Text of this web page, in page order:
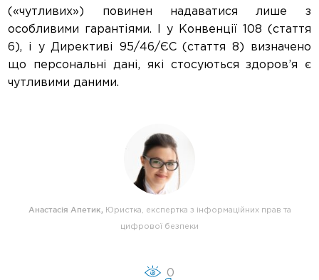
(«чутливих») повинен надаватися лише з
особливими гарантіями. І у Конвенції 108 (стаття
6), і у Директиві 95/46/ЄС (стаття 8) визначено
що персональні дані, які стосуються здоров’я є
чутливими даними.
Анастасія Апетик, Юристка, експертка з інформаційних прав та
цифрової безпеки
0